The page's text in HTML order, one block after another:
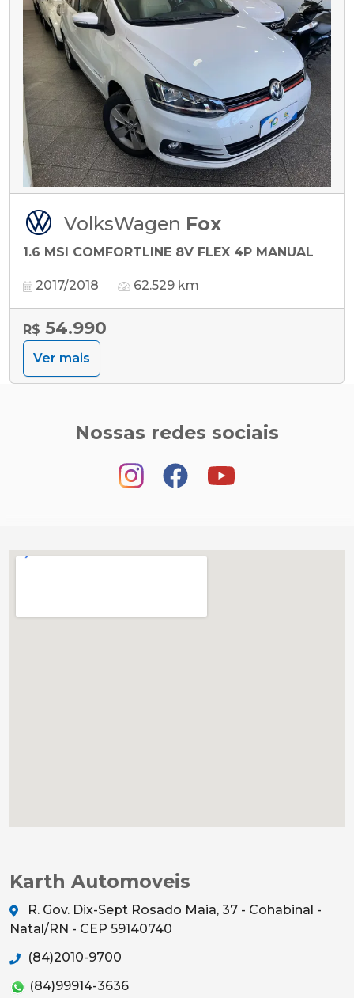
VolksWagen Fox
1.6 MSI COMFORTLINE 8V FLEX 4P MANUAL
2017/2018 62.529 km
R$ 54.990
Ver mais
Nossas redes sociais
Karth Automoveis
R. Gov. Dix-Sept Rosado Maia, 37 - Cohabinal -
Natal/RN - CEP 59140740
(84)2010-9700
(84)99914-3636